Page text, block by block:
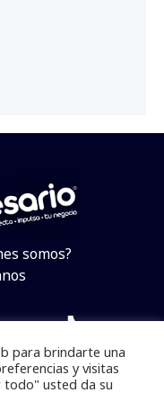
somos?
YouTube
TikTok
para brindarte una
y visitas
todo" usted da su